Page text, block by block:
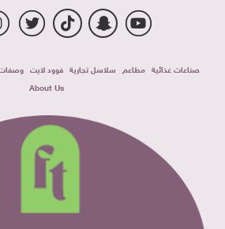
صناعات غذائية مطاعم سلاسل تجارية فوود لايت
About Us